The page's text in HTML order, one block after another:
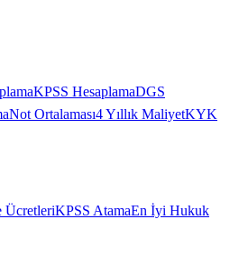
KPSS HesaplamaDGS
Not Ortalaması4 Yıllık MaliyetKYK
ÜcretleriKPSS AtamaEn İyi Hukuk